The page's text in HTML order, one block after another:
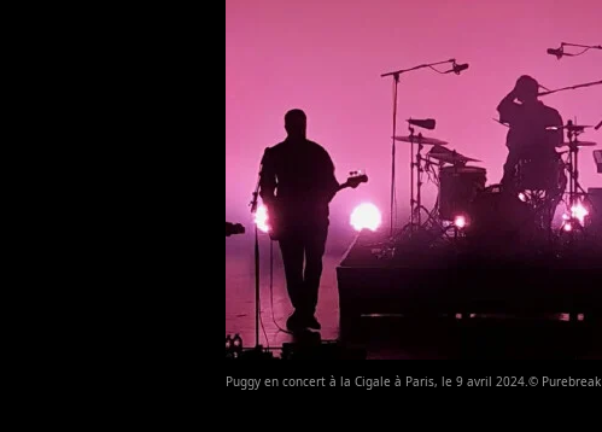
Puggy en concert à la Cigale à Paris, le 9 avril 2024.© Purebreak